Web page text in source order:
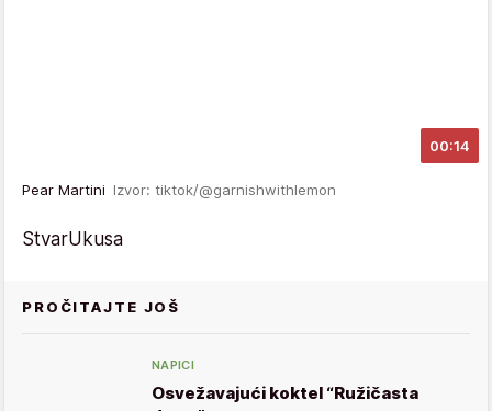
00:14
Pear Martini Izvor: tiktok/@garnishwithlemon
StvarUkusa
PROČITAJTE JOŠ
NAPICI
Osvežavajući koktel “Ružičasta